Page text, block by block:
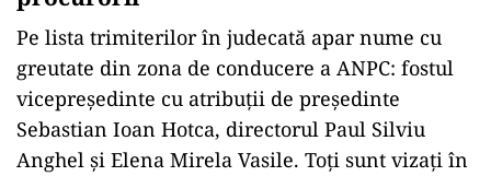
Pe lista trimiterilor în judecată apar nume cu
greutate din zona de conducere a ANPC: fostul
vicepreședinte cu atribuții de președinte
Sebastian Ioan Hotca, directorul Paul Silviu
Anghel și Elena Mirela Vasile. Toți sunt vizați în